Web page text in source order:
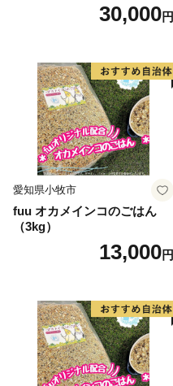
30,000円
愛知県小牧市
fuu オカメインコのごはん
（3kg）
13,000円